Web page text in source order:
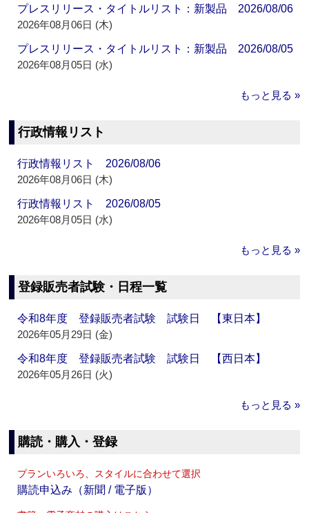
プレスリリース・タイトルリスト：新製品 2026/08/06
2026年08月06日 (木)
プレスリリース・タイトルリスト：新製品 2026/08/05
2026年08月05日 (水)
もっと見る »
行政情報リスト
行政情報リスト 2026/08/06
2026年08月06日 (木)
行政情報リスト 2026/08/05
2026年08月05日 (水)
もっと見る »
登録販売者試験・日程一覧
令和8年度 登録販売者試験 試験日 【東日本】
2026年05月29日 (金)
令和8年度 登録販売者試験 試験日 【西日本】
2026年05月26日 (火)
もっと見る »
購読・購入・登録
プランいろいろ、スタイルに合わせて選択
購読申込み（新聞 / 電子版）